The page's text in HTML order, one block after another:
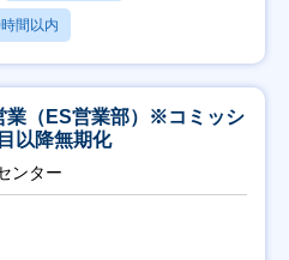
間以内
業（ES営業部）※コミッシ
以降無期化
ンター